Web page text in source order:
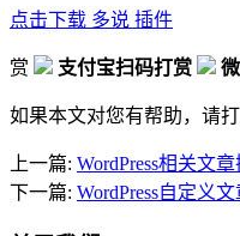
点击下载 多说 插件
赏 支付宝扫码打赏
如果本文对您有帮助，请
上一篇: WordPress相关文章
下一篇: WordPress自定义